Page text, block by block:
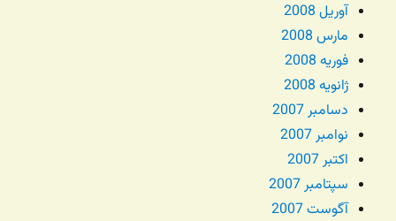
آوریل 2008
مارس 2008
فوریه 2008
ژانویه 2008
دسامبر 2007
نوامبر 2007
اکتبر 2007
سپتامبر 2007
آگوست 2007